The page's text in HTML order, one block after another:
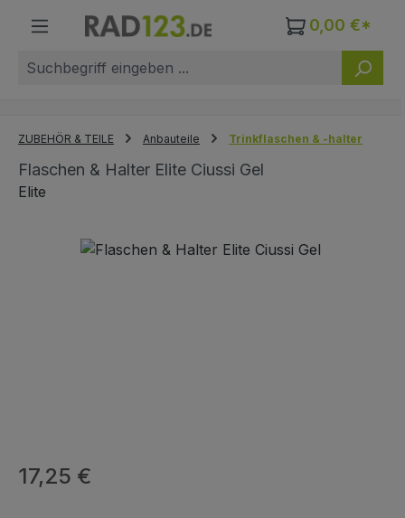
Zum Hauptinhalt springen 0,00 €*
ZUBEHÖR & TEILE Anbauteile Trinkflaschen & -halter
Flaschen & Halter Elite Ciussi Gel
Elite
Bildergalerie überspringen
Regulärer Preis:
17,25 €